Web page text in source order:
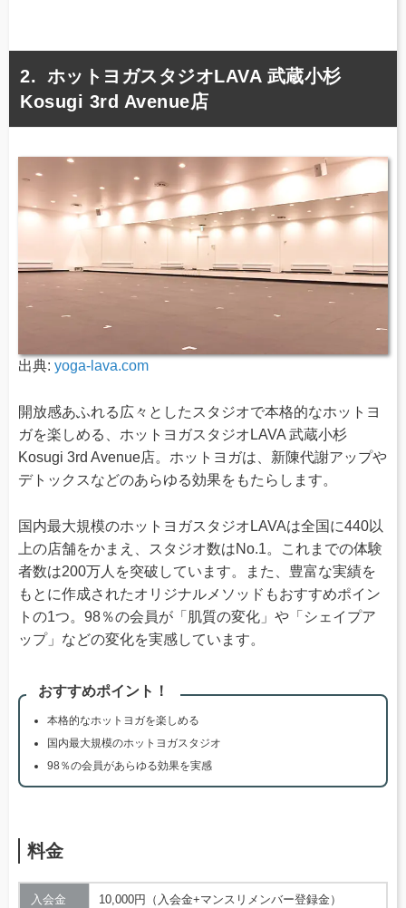
ホットヨガスタジオLAVA 武蔵小杉
Kosugi 3rd Avenue店
出典: yoga-lava.com
開放感あふれる広々としたスタジオで本格的なホットヨ
ガを楽しめる、ホットヨガスタジオLAVA 武蔵小杉
Kosugi 3rd Avenue店。ホットヨガは、新陳代謝アップや
デトックスなどのあらゆる効果をもたらします。
国内最大規模のホットヨガスタジオLAVAは全国に440以
上の店舗をかまえ、スタジオ数はNo.1。これまでの体験
者数は200万人を突破しています。また、豊富な実績を
もとに作成されたオリジナルメソッドもおすすめポイン
トの1つ。98％の会員が「肌質の変化」や「シェイプア
ップ」などの変化を実感しています。
おすすめポイント！
本格的なホットヨガを楽しめる
国内最大規模のホットヨガスタジオ
98％の会員があらゆる効果を実感
料金
入会金 10,000円（入会金+マンスリメンバー登録金）